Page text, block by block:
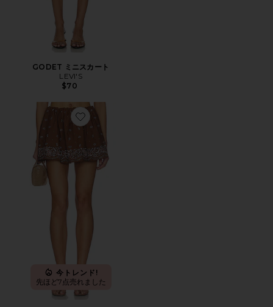
GODET ミニスカート
LEVI'S
$70
Favorite TINA スコート
今トレンド!
先ほど7点売れました